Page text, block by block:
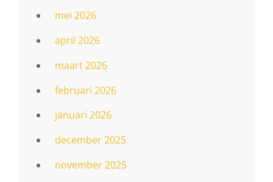
mei 2026
april 2026
maart 2026
februari 2026
januari 2026
december 2025
november 2025